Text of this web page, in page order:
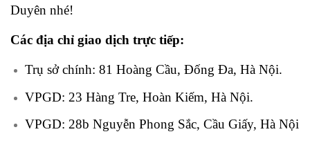
Duyên nhé!
Các địa chỉ giao dịch trực tiếp:
Trụ sở chính: 81 Hoàng Cầu, Đống Đa, Hà Nội.
VPGD: 23 Hàng Tre, Hoàn Kiếm, Hà Nội.
VPGD: 28b Nguyễn Phong Sắc, Cầu Giấy, Hà Nội